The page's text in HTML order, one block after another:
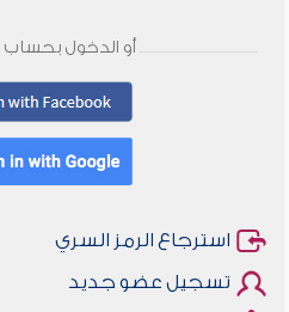
أو الدخول بحساب
استرجاع الرمز السري
تسجيل عضو جديد